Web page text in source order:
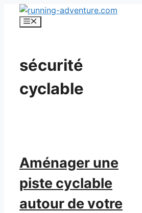
Aller
Menu
sécurité
cyclable
Aménager une
piste cyclable
autour de votre